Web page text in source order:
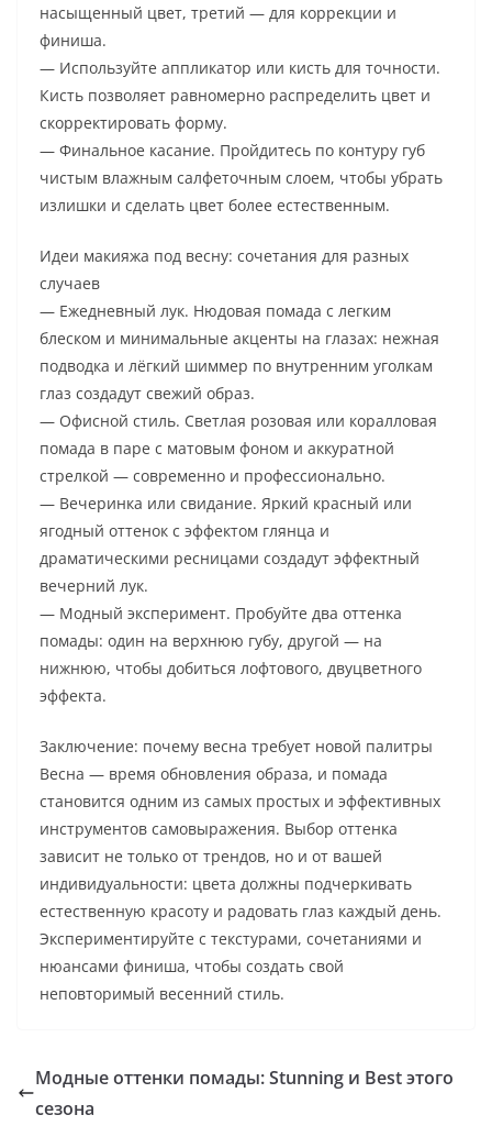
насыщенный цвет, третий — для коррекции и
финиша.
— Используйте аппликатор или кисть для точности.
Кисть позволяет равномерно распределить цвет и
скорректировать форму.
— Финальное касание. Пройдитесь по контуру губ
чистым влажным салфеточным слоем, чтобы убрать
излишки и сделать цвет более естественным.
Идеи макияжа под весну: сочетания для разных
случаев
— Ежедневный лук. Нюдовая помада с легким
блеском и минимальные акценты на глазах: нежная
подводка и лёгкий шиммер по внутренним уголкам
глаз создадут свежий образ.
— Офисной стиль. Светлая розовая или коралловая
помада в паре с матовым фоном и аккуратной
стрелкой — современно и профессионально.
— Вечеринка или свидание. Яркий красный или
ягодный оттенок с эффектом глянца и
драматическими ресницами создадут эффектный
вечерний лук.
— Модный эксперимент. Пробуйте два оттенка
помады: один на верхнюю губу, другой — на
нижнюю, чтобы добиться лофтового, двуцветного
эффекта.
Заключение: почему весна требует новой палитры
Весна — время обновления образа, и помада
становится одним из самых простых и эффективных
инструментов самовыражения. Выбор оттенка
зависит не только от трендов, но и от вашей
индивидуальности: цвета должны подчеркивать
естественную красоту и радовать глаз каждый день.
Экспериментируйте с текстурами, сочетаниями и
нюансами финиша, чтобы создать свой
неповторимый весенний стиль.
Модные оттенки помады: Stunning и Best этого
сезона